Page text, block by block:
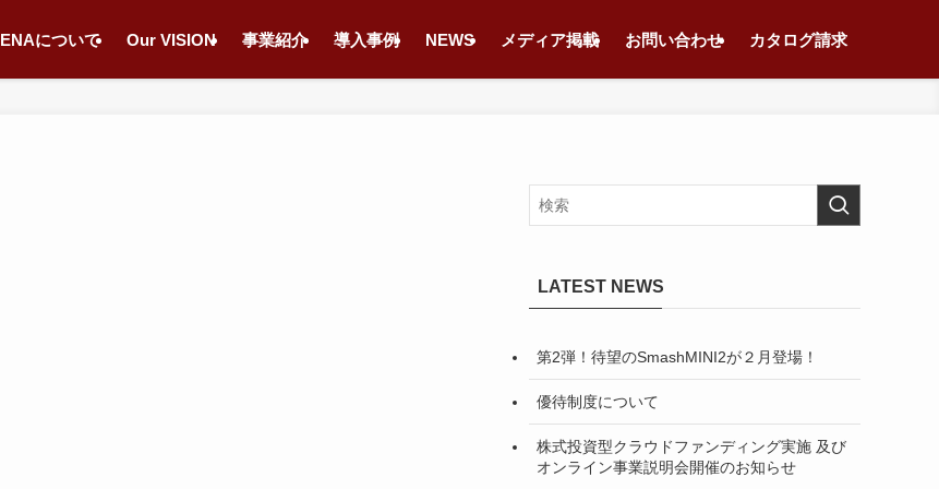
について Our VISION 事業紹介 導入事例 NEWS メディア掲載 お問い合わせ カタログ請求
LATEST NEWS
第2弾！待望のSmashMINI2が２月登場！
優待制度について
株式投資型クラウドファンディング実施 及び
オンライン事業説明会開催のお知らせ